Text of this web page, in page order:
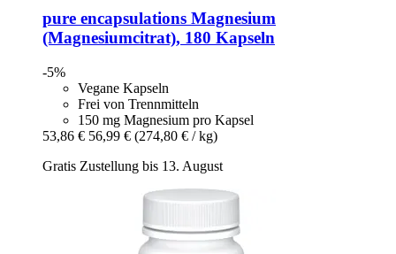
pure encapsulations Magnesium
(Magnesiumcitrat), 180 Kapseln
-5%
Vegane Kapseln
Frei von Trennmitteln
150 mg Magnesium pro Kapsel
53,86 € 56,99 € (274,80 € / kg)
Gratis Zustellung bis 13. August